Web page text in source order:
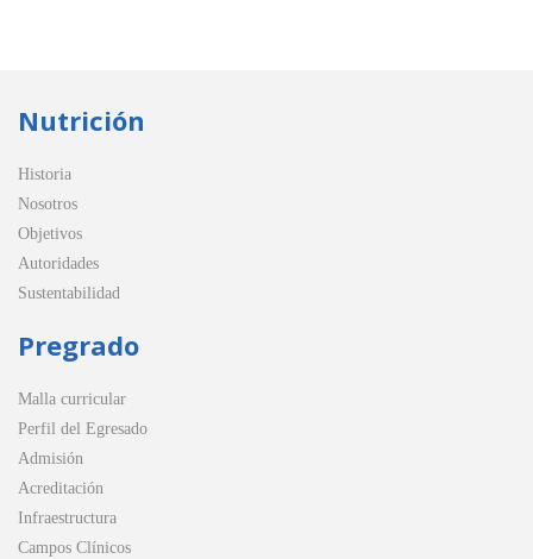
Nutrición
Historia
Nosotros
Objetivos
Autoridades
Sustentabilidad
Pregrado
Malla curricular
Perfil del Egresado
Admisión
Acreditación
Infraestructura
Campos Clínicos